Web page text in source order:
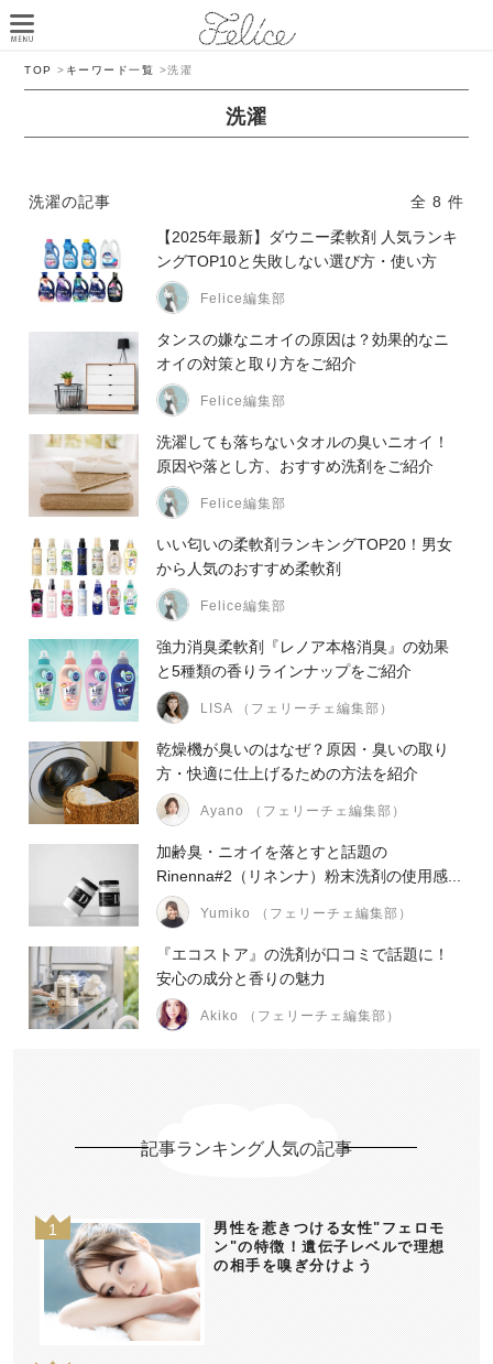
TOP > キーワード一覧 >洗濯
洗濯
洗濯の記事
全 8 件
【2025年最新】ダウニー柔軟剤 人気ランキ
ングTOP10と失敗しない選び方・使い方
Felice編集部
タンスの嫌なニオイの原因は？効果的なニ
オイの対策と取り方をご紹介
Felice編集部
洗濯しても落ちないタオルの臭いニオイ！
原因や落とし方、おすすめ洗剤をご紹介
Felice編集部
いい匂いの柔軟剤ランキングTOP20！男女
から人気のおすすめ柔軟剤
Felice編集部
強力消臭柔軟剤『レノア本格消臭』の効果
と5種類の香りラインナップをご紹介
LISA （フェリーチェ編集部）
乾燥機が臭いのはなぜ？原因・臭いの取り
方・快適に仕上げるための方法を紹介
Ayano （フェリーチェ編集部）
加齢臭・ニオイを落とすと話題の
Rinenna#2（リネンナ）粉末洗剤の使用感...
Yumiko （フェリーチェ編集部）
『エコストア』の洗剤が口コミで話題に！
安心の成分と香りの魅力
Akiko （フェリーチェ編集部）
記事ランキング人気の記事
男性を惹きつける女性"フェロモ
ン"の特徴！遺伝子レベルで理想
の相手を嗅ぎ分けよう